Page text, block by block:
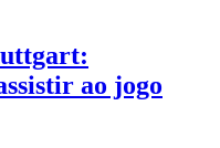
ao jogo